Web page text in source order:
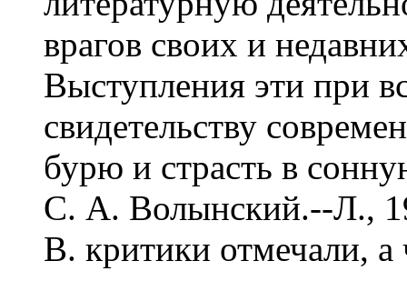
врагов своих и
Выступления эти при
свидетельству
бурю и страсть в
С. А. Волынский.--Л.,
В. критики отмечали, а